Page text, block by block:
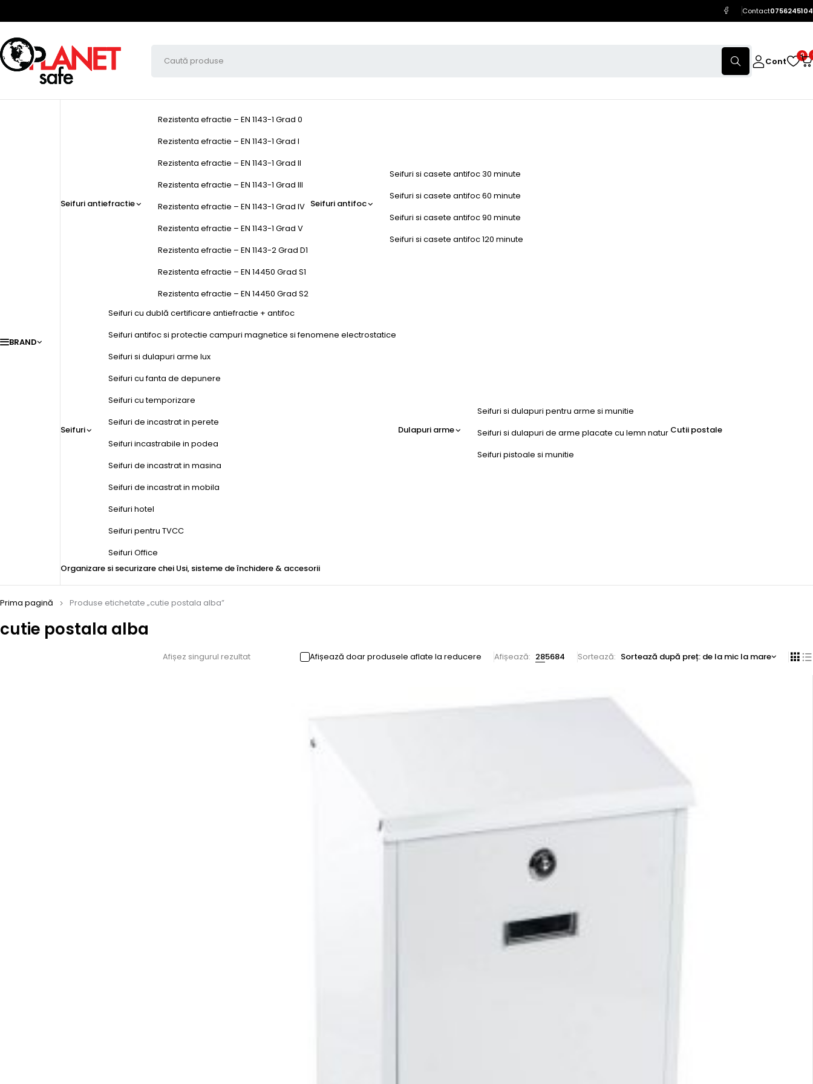
Contact0756245104
Cont
0
BRAND
Seifuri antiefractie
Rezistenta efractie – EN 1143-1 Grad 0
Rezistenta efractie – EN 1143-1 Grad I
Rezistenta efractie – EN 1143-1 Grad II
Rezistenta efractie – EN 1143-1 Grad III
Rezistenta efractie – EN 1143-1 Grad IV
Rezistenta efractie – EN 1143-1 Grad V
Rezistenta efractie – EN 1143-2 Grad D1
Rezistenta efractie – EN 14450 Grad S1
Rezistenta efractie – EN 14450 Grad S2
Seifuri antifoc
Seifuri si casete antifoc 30 minute
Seifuri si casete antifoc 60 minute
Seifuri si casete antifoc 90 minute
Seifuri si casete antifoc 120 minute
Seifuri
Seifuri cu dublă certificare antiefractie + antifoc
Seifuri antifoc si protectie campuri magnetice si fenomene electrostatice
Seifuri si dulapuri arme lux
Seifuri cu fanta de depunere
Seifuri cu temporizare
Seifuri de incastrat in perete
Seifuri incastrabile in podea
Seifuri de incastrat in masina
Seifuri de incastrat in mobila
Seifuri hotel
Seifuri pentru TVCC
Seifuri Office
Dulapuri arme
Seifuri si dulapuri pentru arme si munitie
Seifuri si dulapuri de arme placate cu lemn natur
Seifuri pistoale si munitie
Cutii postale
Organizare si securizare chei Usi, sisteme de închidere & accesorii
cutie postala alba
Prima pagină Produse etichetate „cutie postala alba”
Afișez singurul rezultat Afișează doar produsele aflate la reducere Afișează: 285684 Sortează Sortează după preț: de la mic la mare